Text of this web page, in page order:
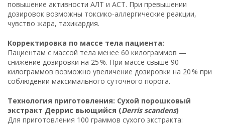
повышение активности АЛТ и АСТ. При превышении
дозировок возможны токсико-аллергические реакции,
чувство жара, тахикардия.
Корректировка по массе тела пациента:
Пациентам с массой тела менее 60 килограммов —
снижение дозировки на 25 %. При массе свыше 90
килограммов возможно увеличение дозировки на 20 % при
соблюдении максимального суточного порога.
Технология приготовления: Сухой порошковый
экстракт Деррис вьющийся (Derris scandens)
Для приготовления 100 граммов сухого экстракта: